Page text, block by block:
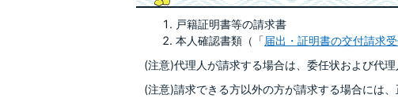
戸籍証明書等の請求書
本人確認書類（「届出・証明書の交付請求
(注意)代理人が請求する場合は、委任状および代理
(注意)請求できる方以外の方が請求する場合には